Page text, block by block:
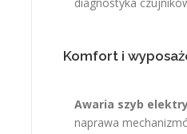
Komfort i
Awaria szyb
naprawa